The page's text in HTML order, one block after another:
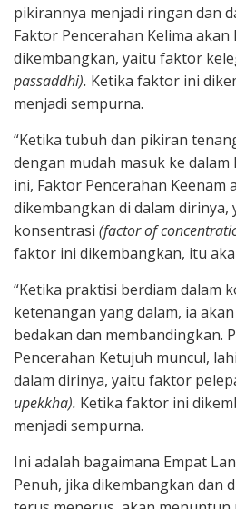
pikirannya menjadi ringan dan
Faktor Pencerahan Kelima akan
dikembangkan, yaitu faktor
passaddhi). Ketika faktor ini
menjadi sempurna.
“Ketika tubuh dan pikiran
dengan mudah masuk ke
ini, Faktor Pencerahan Keenam
dikembangkan di dalam
konsentrasi (factor of
faktor ini dikembangkan, itu
“Ketika praktisi berdiam dalam
ketenangan yang dalam, ia
bedakan dan membandingkan.
Pencerahan Ketujuh muncul,
dalam dirinya, yaitu faktor
upekkha). Ketika faktor ini
menjadi sempurna.
Ini adalah bagaimana Empat
Penuh, jika dikembangkan dan